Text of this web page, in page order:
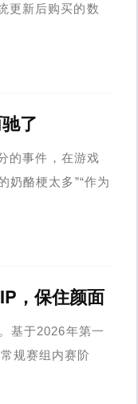
更新后购买的数
了
的事件，在游戏
奶酪梗太多”“作为
，保住颜面
基于2026年第一
规赛组内赛阶